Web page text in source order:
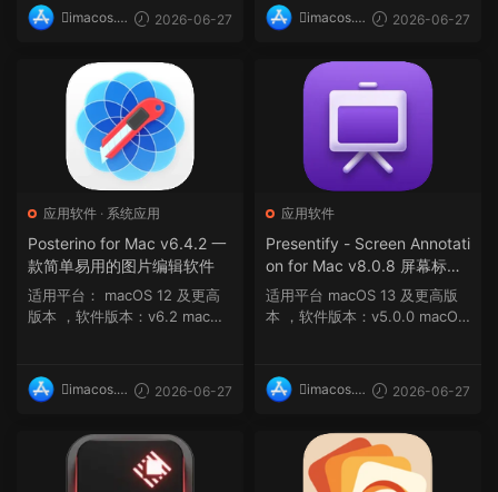
imacos.t
2026-06-27
imacos.t
2026-06-27
应用软件 · 系统应用
Posterino for Mac v6.4.2 一
款简单易用的图片编辑软件
适用平台： macOS 12 及更高
版本 ，软件版本：v6.2 macOS
imacos.t
2026-06-27
应用软件
Presentify - Screen Annotati
on for Mac v8.0.8 屏幕标注
与演示辅助工具
适用平台 macOS 13 及更高版
本 ，软件版本：v5.0.0 macOS
imacos.t
2026-06-27